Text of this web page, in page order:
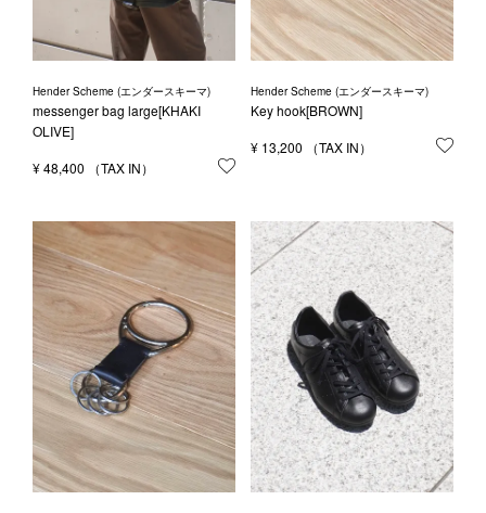
Hender Scheme (エンダースキーマ)
messenger bag large[KHAKI
OLIVE]
¥48,400
Hender Scheme (エンダースキーマ)
Key hook[BROWN]
¥ 13,200